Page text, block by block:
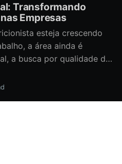
Transformando
Empresas
esteja crescendo
a área ainda é
a busca por qualidade de
vem crescendo há
a busca por esses